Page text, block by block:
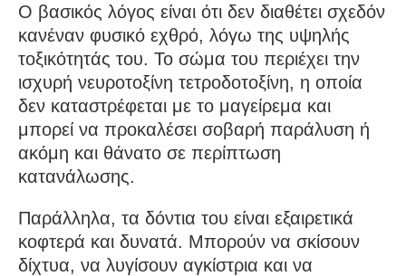
Ο βασικός λόγος είναι ότι δεν διαθέτει σχεδόν
κανέναν φυσικό εχθρό, λόγω της υψηλής
τοξικότητάς του. Το σώμα του περιέχει την
ισχυρή νευροτοξίνη τετροδοτοξίνη, η οποία
δεν καταστρέφεται με το μαγείρεμα και
μπορεί να προκαλέσει σοβαρή παράλυση ή
ακόμη και θάνατο σε περίπτωση
κατανάλωσης.
Παράλληλα, τα δόντια του είναι εξαιρετικά
κοφτερά και δυνατά. Μπορούν να σκίσουν
δίχτυα, να λυγίσουν αγκίστρια και να